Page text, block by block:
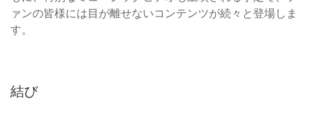
ァンの皆様には目が離せないコンテンツが続々と登場しま
す。
結び